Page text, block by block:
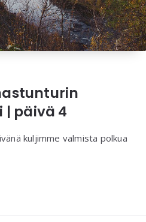
päivä 4
kuljimme valmista polkua